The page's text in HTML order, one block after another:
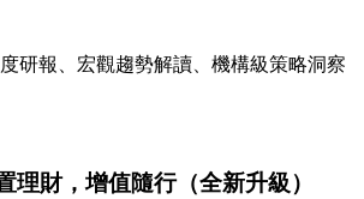
研報、宏觀趨勢解讀、機構級策略洞察
理財，增值隨行（全新升級）